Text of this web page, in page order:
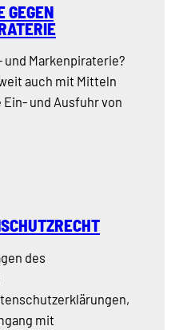
GEGEN
und Markenpiraterie?
auch mit Mitteln
und Ausfuhr von
des
mit